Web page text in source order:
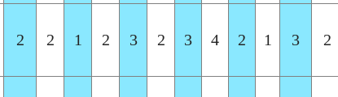
2 2 1 2 3 2 3 4 2 1 3 2